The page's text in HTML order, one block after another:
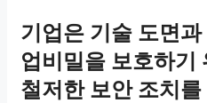
기업은 기술 도면과
업비밀을 보호하기
철저한 보안 조치를